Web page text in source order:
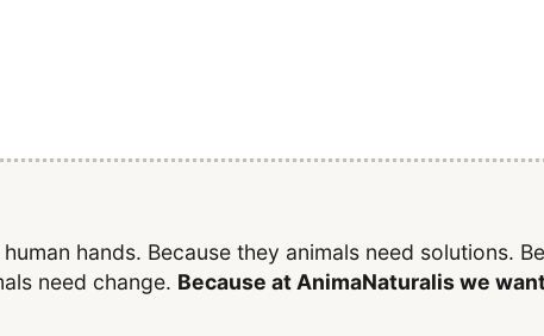
hands. Because they animals need solutions.
need change. Because at AnimaNaturalis we